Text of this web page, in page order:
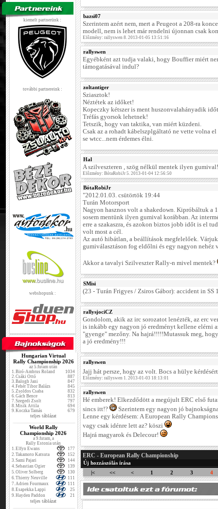
kiemelt partnerünk :
további partnereink :
webshopunk :
Hungarian Virtual
Rally Championship 2026
az 5.futam után
1.Biró-Ambrus Roland
1034
2.Csáki Ottó
887
3.Balogh Jani
847
4.Fehér Tibor Balázs
845
5.Zsoldos Csaba
832
6.Gách Bence
813
7.Szegedi Zsolt
797
8.Misik Attila
694
9.Koczka Tamás 679
teljes táblázat
World Rally
Championship 2026
a 9.futam, a
Rally Estonia után
1.Elfyn Ewans
177
2.Takamoto Katsuta
152
3.Sami Pajari
144
4.Sebastian Ogier
139
5.Oliver Solberg
130
6.Thierry Neuville
111
7.Adrien Fourmaux
111
8.Esapekka Lappi
25
9.Hayden Paddon 21
teljes táblázat
bazsi07
Szerintem azért nem, mert a Peugeot a 208-ra
modell, nem is lehet már rendelni újonnan csak
Előzmény: rallyswen 8. 2013-01-05 13:51:16
rallyswen
Egyébként azt tudja valaki, hogy Bouffier miért
támogatásával indul?
zoltantiger
Sziasztok!
Néztétek az időket!
Kopeczky kétszer is ment huszonvalahányadik
Tréfás gyorsok lehetnek!
Tetszik, hogy van taktika, van miért küzdeni.
Csak az a rohadt kábelszplgáltató ne vette volna el
se wtcc...nem érdemes élni.
Hal
A szilveszteren , szög nélkül mentek ilyen gumival!
Előzmény: BótaRobiJr 5. 2013-01-04 12:56:50
BótaRobiJr
"2012.01.03. csütörtök 19:44
Turán Motorsport
Nagyon hasznos volt a shakedown. Kipróbáltuk a
sosem mentünk ilyen gumival korábban. Az
erre a szakaszra, és azokon biztos jobb időt is el
volt most a cél.
Az autó hibátlan, a beállítások megfelelőek.
gumiválasztáson fog eldőlni és egy nagyon nehéz
Akkor a tavalyi Szilveszter Rally-n mivel mentek?
SMisi
(23 - Turán Frigyes / Zsiros Gábor): accident in SS
rallysjociCZ
Gondolom, akik az irc sorozatot lenézték, az erc
is inkább egy nagyon jó eredményt kellene elérni
"gyenge" mezőny. Na hajrá!!!!!Mutassuk meg,
a jó eredmény!!!
rallyswen
Jajj hát persze, hogy az volt. Bocs a hülye
Előzmény: rallyswen 1. 2013-01-03 18:13:01
rallyswen
Hé emberek! Elkezdődött a megújult ERC első
sincs itt!?
Szerintem egy nagyon jó
Lenne egy kérdésem: A European Rally
vagy csak idénre lett az? köszi
Hajrá magyarok és Delecour!
ERC - European Rally Championship
Új hozzászólás írása
|<
<< < 1 2 3 4